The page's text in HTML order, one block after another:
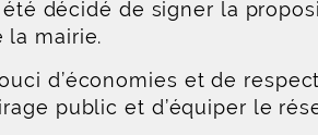
décidé de signer la
la mairie.
d’économies et de
public et d’équiper le